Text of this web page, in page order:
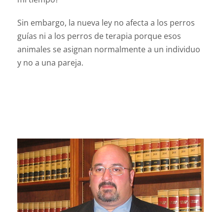
Sin embargo, la nueva ley no afecta a los perros
guías ni a los perros de terapia porque esos
animales se asignan normalmente a un individuo
y no a una pareja.